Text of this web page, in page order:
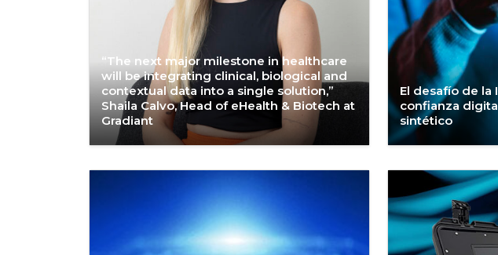
“The next major milestone in healthcare
will be integrating clinical, biological and
contextual data into a single solution,”
Shaila Calvo, Head of eHealth & Biotech at
Gradiant
El desafío de la
confianza
sintético